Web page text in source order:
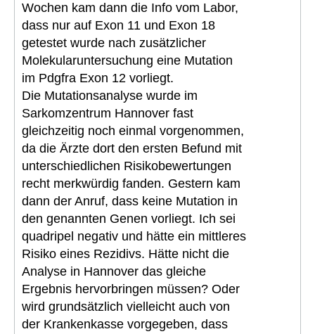
Wochen kam dann die Info vom Labor,
dass nur auf Exon 11 und Exon 18
getestet wurde nach zusätzlicher
Molekularuntersuchung eine Mutation
im Pdgfra Exon 12 vorliegt.
Die Mutationsanalyse wurde im
Sarkomzentrum Hannover fast
gleichzeitig noch einmal vorgenommen,
da die Ärzte dort den ersten Befund mit
unterschiedlichen Risikobewertungen
recht merkwürdig fanden. Gestern kam
dann der Anruf, dass keine Mutation in
den genannten Genen vorliegt. Ich sei
quadripel negativ und hätte ein mittleres
Risiko eines Rezidivs. Hätte nicht die
Analyse in Hannover das gleiche
Ergebnis hervorbringen müssen? Oder
wird grundsätzlich vielleicht auch von
der Krankenkasse vorgegeben, dass